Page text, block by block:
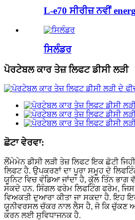
L-e70 ਸੀਰੀਜ਼ ਨਵੀਂ
ਸਿਲੰਡਰ
ਪੋਰਟੇਬਲ ਕਾਰ ਤੇਜ਼ ਲਿਫਟ ਡੀਸੀ ਲੜੀ
ਛੋਟਾ ਵੇਰਵਾ:
ਲੌਂਮੇਮੇਨ ਡੀਸੀ ਲੜੀ ਤੇਜ਼ ਲਿਫਟ ਇਕ ਛੋਟੀ
ਲਿਫਟ ਹੈ. ਉਪਕਰਣਾਂ ਦਾ ਪੂਰਾ ਸਮੂਹ ਦੋ
ਯੂਨਿਟ ਵਿਚ ਵੰਡਿਆ ਜਾਂਦਾ ਹੈ, ਕੁੱਲ ਤਿੰਨ ਭਾਗ
ਸਕਦੇ ਹਨ. ਸਿੰਗਲ ਫਰੇਮ ਲਿਫਟਿੰਗ ਫਰੇਮ,
ਵਿਅਕਤੀ ਦੁਆਰਾ ਕੀਤਾ ਜਾ ਸਕਦਾ ਹੈ. ਇਹ
ਯੂਨੀਵਰਸਲ ਚੱਕਰ ਨਾਲ ਲੈਸ ਹੈ, ਜੋ ਕਿ ਚੁੱਕਣ
ਕਰਨ ਲਈ ਸੁਵਿਧਾਜਨਕ ਹੈ.